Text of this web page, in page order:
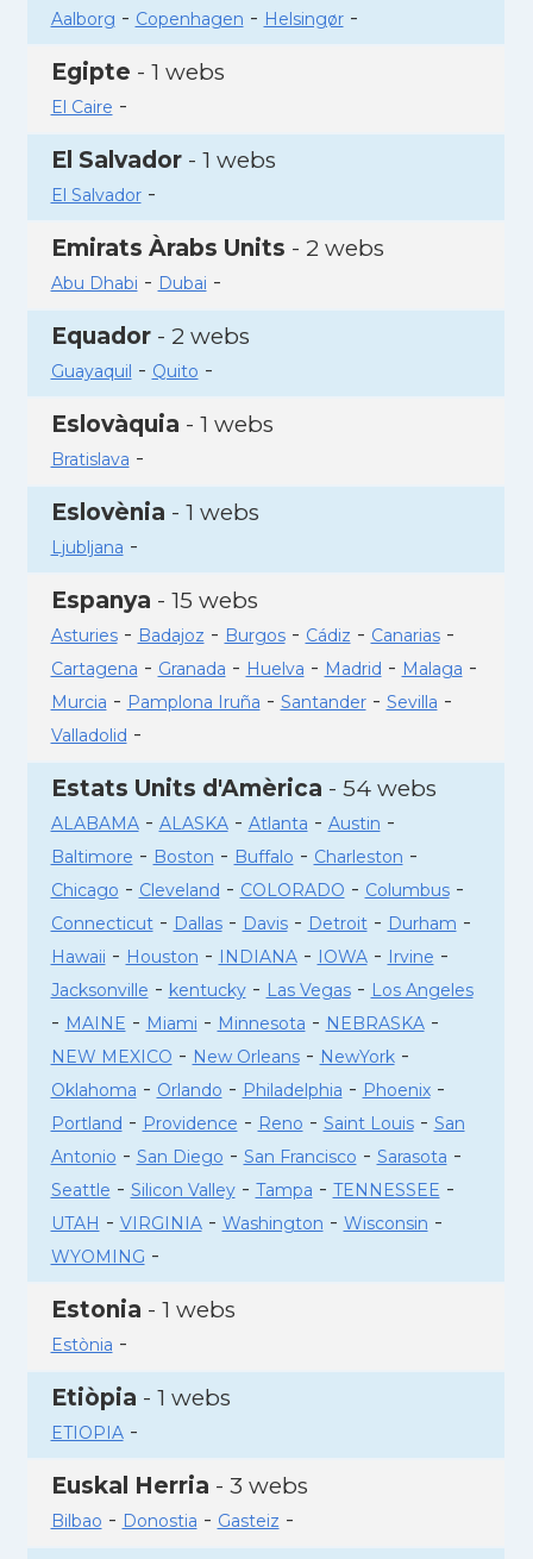
Aalborg - Copenhagen - Helsingør-
Egipte - 1 webs
El Caire -
El Salvador- 1 webs
El Salvador-
Emirats Àrabs Units - 2 webs
Abu Dhabi - Dubai -
Equador- 2 webs
Guayaquil - Quito -
Eslovàquia - 1 webs
Bratislava -
Eslovènia - 1 webs
Ljubljana -
Espanya - 15 webs
Asturies- Badajoz - Burgos- Cádiz - Canarias-
Cartagena - Granada - Huelva - Madrid - Malaga -
Murcia - Pamplona Iruña - Santander- Sevilla -
Valladolid -
Estats Units d'Amèrica - 54 webs
ALABAMA- ALASKA- Atlanta - Austin -
Baltimore - Boston - Buffalo - Charleston -
Chicago - Cleveland - COLORADO - Columbus-
Connecticut- Dallas- Davis- Detroit- Durham -
Hawaii - Houston - INDIANA- IOWA- Irvine -
Jacksonville - kentucky- Las Vegas- Los Angeles
- MAINE - Miami - Minnesota - NEBRASKA-
NEW MEXICO - New Orleans- NewYork-
Oklahoma - Orlando - Philadelphia - Phoenix-
Portland - Providence - Reno - Saint Louis- San
Antonio - San Diego - San Francisco - Sarasota -
Seattle - Silicon Valley- Tampa - TENNESSEE -
UTAH - VIRGINIA- Washington - Wisconsin -
WYOMING -
Estonia - 1 webs
Estònia -
Etiòpia - 1 webs
ETIOPIA-
Euskal Herria - 3 webs
Bilbao - Donostia - Gasteiz -